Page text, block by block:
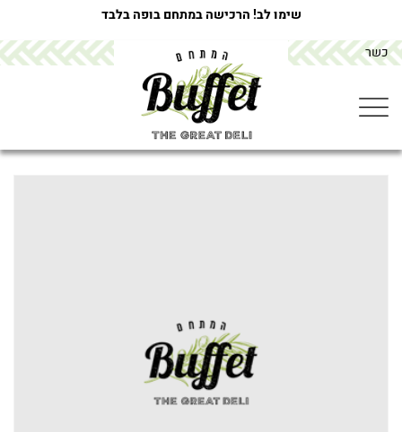
שימו לב! הרכישה במתחם בופה בלבד
כשר
גונדי קציצות עוף וחומוס